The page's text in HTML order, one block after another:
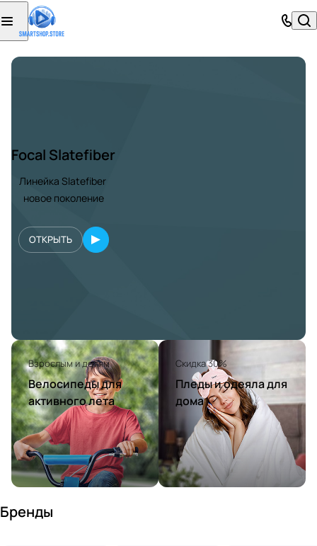
Focal Slatefiber
Линейка Slatefiber
новое поколение
ОТКРЫТЬ
Взрослым и детям
Велосипеды для
активного лета
Скидка 30%
Пледы и одеяла для
дома
Бренды